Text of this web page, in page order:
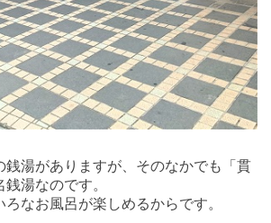
銭湯がありますが、そのなかでも「貫
湯なのです。
なお風呂が楽しめるからです。